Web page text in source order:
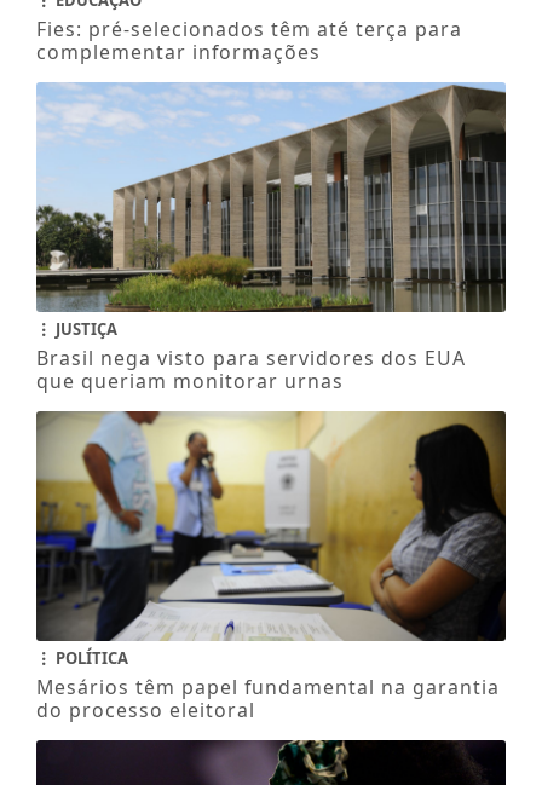
Fies: pré-selecionados têm até terça para
complementar informações
JUSTIÇA
Brasil nega visto para servidores dos EUA
que queriam monitorar urnas
POLÍTICA
Mesários têm papel fundamental na garantia
do processo eleitoral